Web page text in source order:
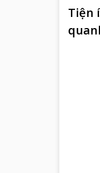
Tiện